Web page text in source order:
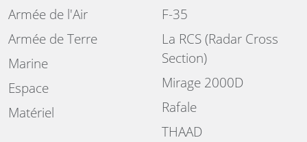
Armée de l'Air
Armée de Terre
Marine
Espace
Matériel
F-35
La RCS (Radar Cross
Section)
Mirage 2000D
Rafale
THAAD